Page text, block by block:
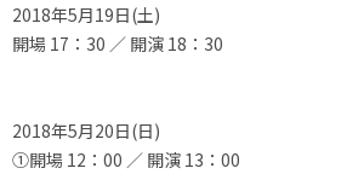
2018年5月19日(土)
開場 17：30 ／ 開演 18：30
2018年5月20日(日)
①開場 12：00 ／ 開演 13：00